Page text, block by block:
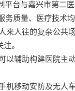
台与嘉兴市第二
质量、医疗技术均
来人往的复杂公共
。
辅助构建医院主
机移动安防及无人